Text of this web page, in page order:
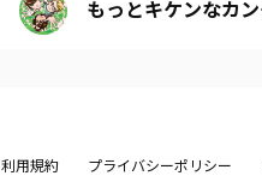
もっとキケンなカ
利用規約 プライバシーポリシー